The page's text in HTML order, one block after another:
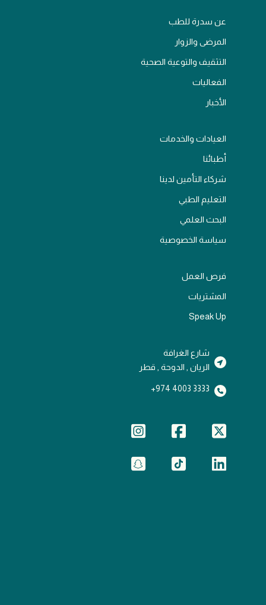
عن سدرة للطب
المرضى والزوار
التثقيف والتوعية الصحية
الفعاليات
الأخبار
العيادات والخدمات
أطبائنا
شركاء التأمين لدينا
التعليم الطبي
البحث العلمي
سياسة الخصوصية
فرص العمل
المشتريات
Speak Up
شارع الغرافة
الريان , الدوحة , قطر
3333 4003 974+